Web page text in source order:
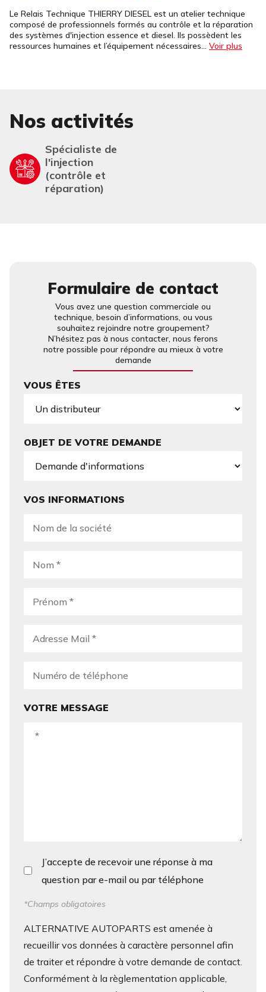
Le Relais Technique THIERRY DIESEL est un atelier technique
composé de professionnels formés au contrôle et la réparation
des systèmes d'injection essence et diesel. Ils possèdent les
ressources humaines et l’équipement nécessaires... Voir plus
Nos activités
Spécialiste de
l'injection
(contrôle et
réparation)
Formulaire de contact
Vous avez une question commerciale ou
technique, besoin d’informations, ou vous
souhaitez rejoindre notre groupement?
N’hésitez pas à nous contacter, nous ferons
notre possible pour répondre au mieux à votre
demande
VOUS ÊTES
OBJET DE VOTRE DEMANDE
VOS INFORMATIONS
VOTRE MESSAGE
J’accepte de recevoir une réponse à ma
question par e-mail ou par téléphone
*Champs obligatoires
ALTERNATIVE AUTOPARTS est amenée à
recueillir vos données à caractère personnel afin
de traiter et répondre à votre demande de contact.
Conformément à la règlementation applicable,